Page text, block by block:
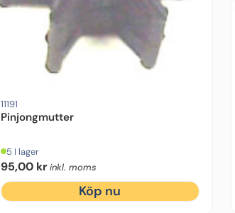
11191
Pinjongmutter
5 I lager
95,00 kr inkl. moms
Köp nu